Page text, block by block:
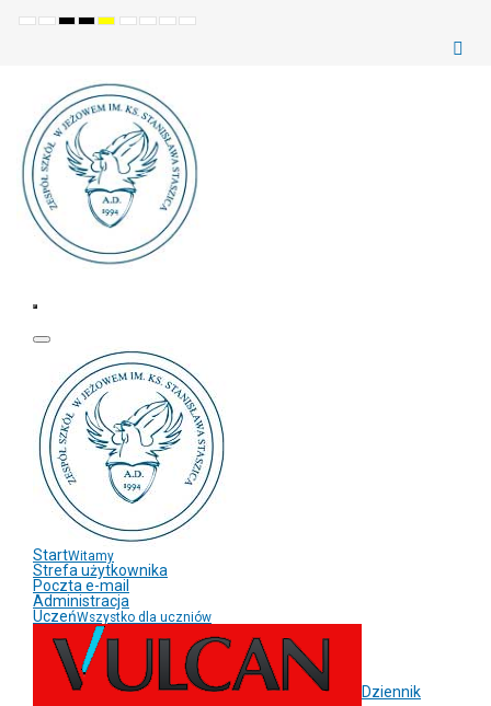
Ustawienia
TrybWysoki
Wysoki
Wysoki
SetSetMake
Set
StartWitamy
Strefa użytkownika
Poczta e-mail
Administracja
UczeńWszystko dla uczniów
Dziennik